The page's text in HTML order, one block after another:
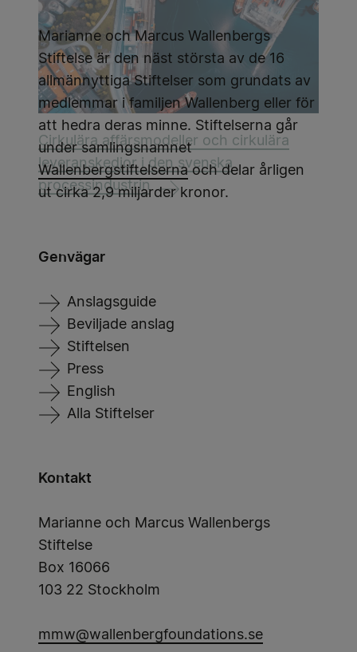
Cirkulära affärsmodeller och cirkulära
leveranskedjor i den svenska
processindustrin
Marianne och Marcus Wallenbergs
Stiftelse är den näst största av de 16
allmännyttiga Stiftelser som grundats av
medlemmar i familjen Wallenberg eller för
att hedra deras minne. Stiftelserna går
under samlingsnamnet
Wallenbergstiftelsernaoch delar årligen
ut cirka 2,9 miljarder kronor.
Genvägar
Anslagsguide
Beviljade anslag
Stiftelsen
Press
English
Alla Stiftelser
Kontakt
Marianne och Marcus Wallenbergs
Stiftelse
Box 16066
103 22 Stockholm
mmw@wallenbergfoundations.se